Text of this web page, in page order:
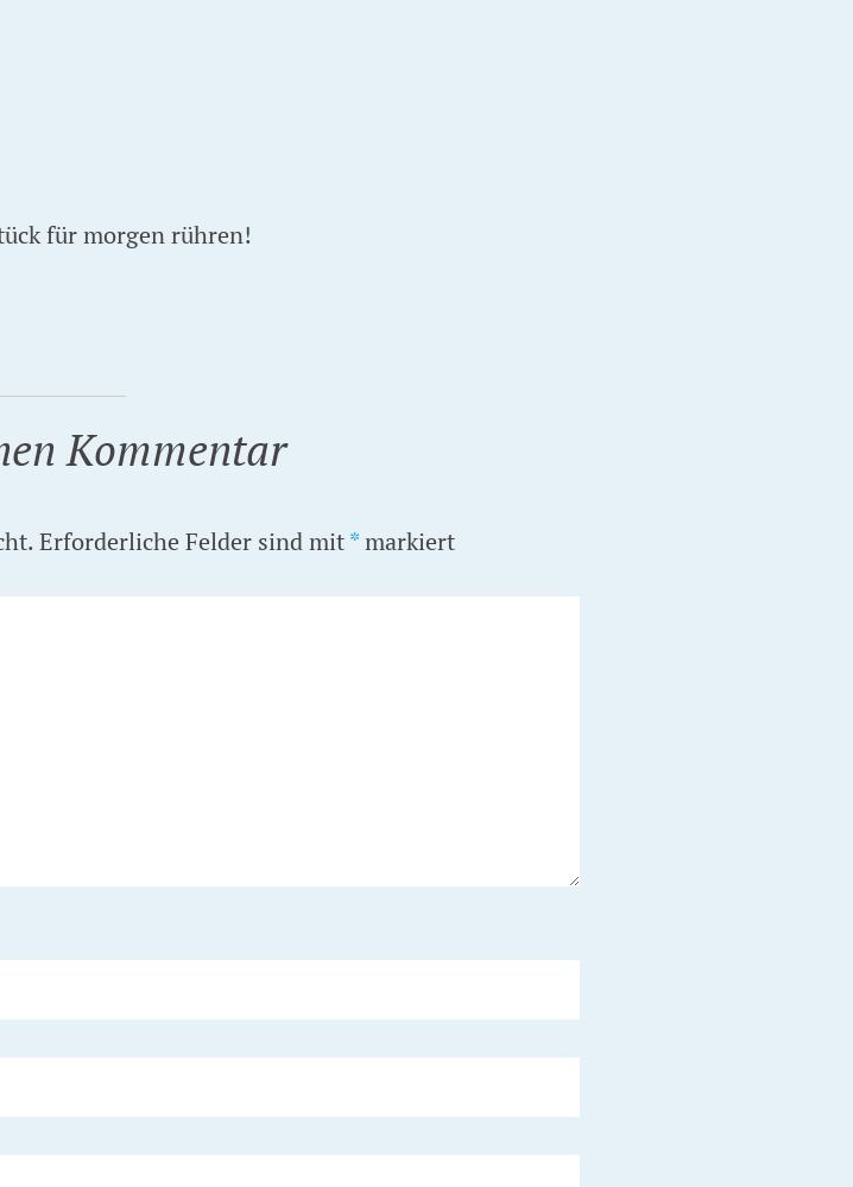
für morgen rühren!
Kommentar
Erforderliche Felder sind mit*markiert